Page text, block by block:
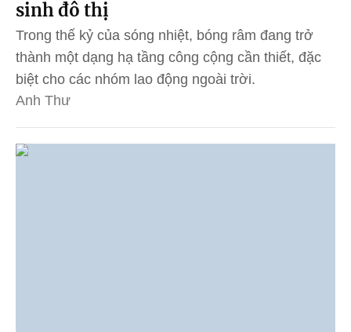
sinh đô thị
Trong thế kỷ của sóng nhiệt, bóng râm đang trở
thành một dạng hạ tầng công cộng cần thiết, đặc
biệt cho các nhóm lao động ngoài trời.
Anh Thư